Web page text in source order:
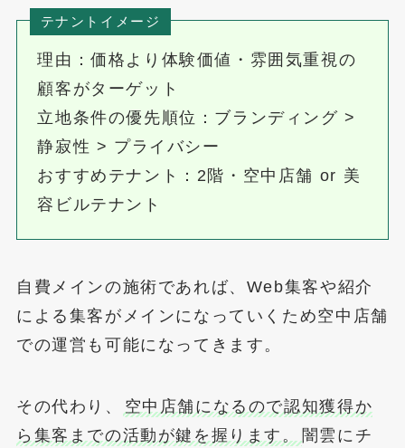
テナントイメージ
理由：価格より体験価値・雰囲気重視の
顧客がターゲット
立地条件の優先順位：ブランディング >
静寂性 > プライバシー
おすすめテナント：2階・空中店舗 or 美
容ビルテナント
自費メインの施術であれば、Web集客や紹介
による集客がメインになっていくため空中店舗
での運営も可能になってきます。
その代わり、
空中店舗になるので認知獲得か
ら集客までの活動が鍵を握ります。
闇雲にチ